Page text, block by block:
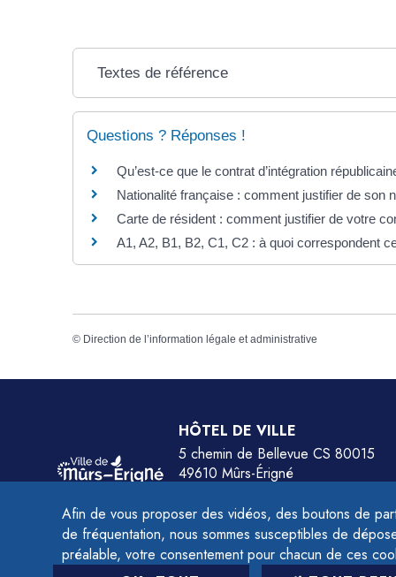
Afin de vous proposer des vidéos, des boutons de
de fréquentation, nous sommes susceptibles de
préalable, votre consentement pour chacun de ces
Textes de référence
Questions ? Réponses !
Qu’est-ce que le contrat d’intégration
Nationalité française : comment justifier de son
Carte de résident : comment justifier de votre
A1, A2, B1, B2, C1, C2 : à quoi correspondent
© Direction de l’information légale et administrative
HÔTEL DE VILLE
5 chemin de Bellevue CS 80015
49610 Mûrs-Érigné
Du lundi au jeudi de 9h à 12h et de 14h à
Le vendredi de 9h à 12h et de 14h à 16h.